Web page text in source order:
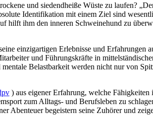
und siedendheiße Wüste zu laufen?
Identifikation mit einem Ziel sind
hilft ihm den inneren Schweinehund zu
einzigartigen Erlebnisse und Erfahrungen
und Führungskräfte in
Belastbarkeit werden nicht nur von
) aus eigener Erfahrung, welche
zum Alltags- und Berufsleben zu
Abenteuer begeistern seine Zuhörer und